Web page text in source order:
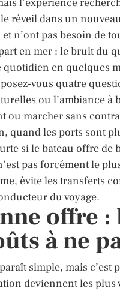
réveil dans un
n’ont pas besoin de
en mer : le bruit du
quotidien en quelques
vous quatre
ou l’ambiance à
ou marcher sans
quand les ports sont
si le bateau offre de
pas forcément le
évite les transferts
du voyage.
offre :
à ne
simple, mais
deviennent les